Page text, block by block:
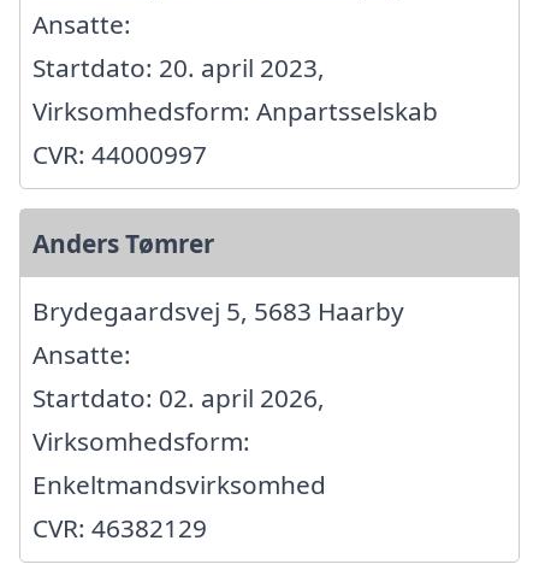
Ansatte:
Startdato: 20. april 2023,
Virksomhedsform: Anpartsselskab
CVR: 44000997
Anders Tømrer
Brydegaardsvej 5, 5683 Haarby
Ansatte:
Startdato: 02. april 2026,
Virksomhedsform:
Enkeltmandsvirksomhed
CVR: 46382129